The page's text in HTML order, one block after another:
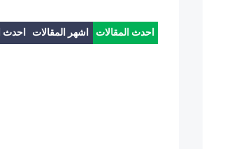
احدث المقالات اشهر المقالات احدث